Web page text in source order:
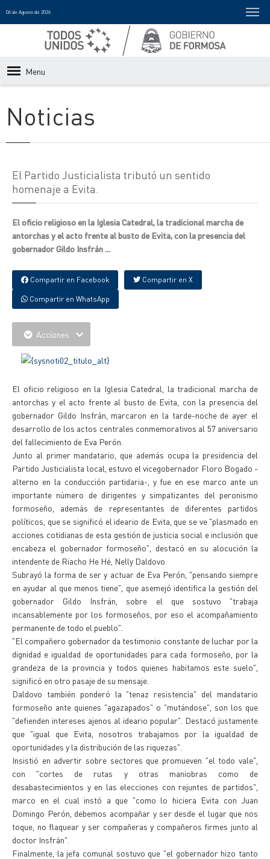
06 de Agosto de 2026
Menu
Noticias
El Partido Justicialista tributó un sentido
homenaje a Evita.
El oficio religioso en la Iglesia Catedral, la tradicional marcha de
antorchas y el acto frente al busto de Evita, con la presencia del
gobernador Gildo Insfrán ...
Compartir en Facebook Compartir en X
Compartir en WhatsApp
Acciones
El oficio religioso en la Iglesia Catedral, la tradicional marcha de
antorchas y el acto frente al busto de Evita, con la presencia del
gobernador Gildo Insfrán, marcaron en la tarde-noche de ayer el
desarrollo de los actos centrales conmemorativos al 57 aniversario
del fallecimiento de Eva Perón.
Junto al primer mandatario, que además ocupa la presidencia del
Partido Justicialista local, estuvo el vicegobernador Floro Bogado -
alterno en la conducción partidaria-, y fue en ese marco ante un
importante número de dirigentes y simpatizantes del peronismo
formoseño, además de representantes de diferentes partidos
políticos, que se significó el ideario de Evita, que se ve "plasmado en
acciones cotidianas de esta gestión de justicia social e inclusión que
encabeza el gobernador formoseño", destacó en su alocución la
intendente de Riacho He Hé, Nelly Daldovo.
Subrayó la forma de ser y actuar de Eva Perón, "pensando siempre
en ayudar al que menos tiene", que asemejó identifica la gestión del
gobernador Gildo Insfrán, sobre el que sostuvo "trabaja
incansablemente por los formoseños, por eso el acompañamiento
permanente de todo el pueblo".
"El compañero gobernador da testimonio constante de luchar por la
dignidad e igualdad de oportunidades para cada formoseño, por la
grandeza de la provincia y todos quienes habitamos este suelo",
significó en otro pasaje de su mensaje.
Daldovo también ponderó la "tenaz resistencia" del mandatario
formoseño ante quienes "agazapados" o "mutándose", son los que
"defienden intereses ajenos al ideario popular". Destacó justamente
que "igual que Evita, nosotros trabajamos por la igualdad de
oportunidades y la distribución de las riquezas".
Insistió en advertir sobre sectores que promueven "el todo vale",
con "cortes de rutas y otras maniobras como de
desabastecimientos y en las elecciones con rejuntes de partidos",
marco en el cual instó a que "como lo hiciera Evita con Juan
Domingo Perón, debemos acompañar y ser desde el lugar que nos
toque, no flaquear y ser compañeras y compañeros firmes junto al
doctor Insfrán".
Finalmente, la jefa comunal sostuvo que "el gobernador hizo tanto